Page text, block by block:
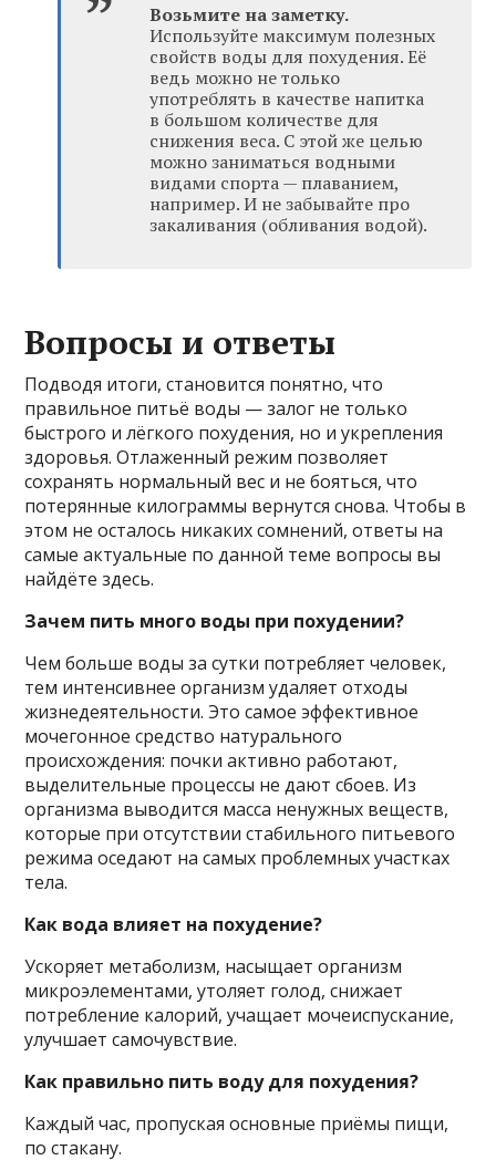
Возьмите на заметку.
Используйте максимум полезных
свойств воды для похудения. Её
ведь можно не только
употреблять в качестве напитка
в большом количестве для
снижения веса. С этой же целью
можно заниматься водными
видами спорта — плаванием,
например. И не забывайте про
закаливания (обливания водой).
Вопросы и ответы
Подводя итоги, становится понятно, что
правильное питьё воды — залог не только
быстрого и лёгкого похудения, но и укрепления
здоровья. Отлаженный режим позволяет
сохранять нормальный вес и не бояться, что
потерянные килограммы вернутся снова. Чтобы в
этом не осталось никаких сомнений, ответы на
самые актуальные по данной теме вопросы вы
найдёте здесь.
Зачем пить много воды при похудении?
Чем больше воды за сутки потребляет человек,
тем интенсивнее организм удаляет отходы
жизнедеятельности. Это самое эффективное
мочегонное средство натурального
происхождения: почки активно работают,
выделительные процессы не дают сбоев. Из
организма выводится масса ненужных веществ,
которые при отсутствии стабильного питьевого
режима оседают на самых проблемных участках
тела.
Как вода влияет на похудение?
Ускоряет метаболизм, насыщает организм
микроэлементами, утоляет голод, снижает
потребление калорий, учащает мочеиспускание,
улучшает самочувствие.
Как правильно пить воду для похудения?
Каждый час, пропуская основные приёмы пищи,
по стакану.